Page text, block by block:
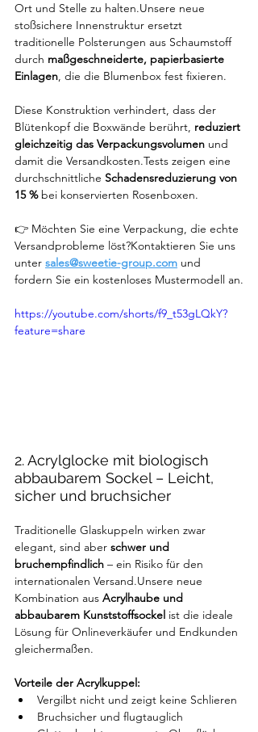
Ort und Stelle zu halten.Unsere neue
stoßsichere Innenstruktur ersetzt
traditionelle Polsterungen aus Schaumstoff
durch maßgeschneiderte, papierbasierte
Einlagen, die die Blumenbox fest fixieren.
Diese Konstruktion verhindert, dass der
Blütenkopf die Boxwände berührt, reduziert
gleichzeitig das Verpackungsvolumen und
damit die Versandkosten.Tests zeigen eine
durchschnittliche Schadensreduzierung von
15 % bei konservierten Rosenboxen.
👉 Möchten Sie eine Verpackung, die echte
Versandprobleme löst?Kontaktieren Sie uns
unter sales@sweetie-group.com und
fordern Sie ein kostenloses Mustermodell an.
https://youtube.com/shorts/f9_t53gLQkY?
feature=share
2. Acrylglocke mit biologisch
abbaubarem Sockel – Leicht,
sicher und bruchsicher
Traditionelle Glaskuppeln wirken zwar
elegant, sind aber schwer und
bruchempfindlich – ein Risiko für den
internationalen Versand.Unsere neue
Kombination aus Acrylhaube und
abbaubarem Kunststoffsockel ist die ideale
Lösung für Onlineverkäufer und Endkunden
gleichermaßen.
Vorteile der Acrylkuppel:
Vergilbt nicht und zeigt keine Schlieren
Bruchsicher und flugtauglich